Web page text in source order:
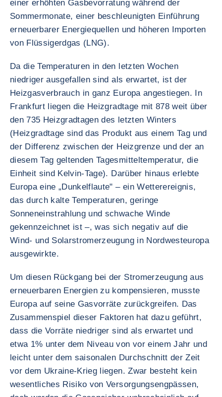
einer erhöhten Gasbevorratung während der
Sommermonate, einer beschleunigten Einführung
erneuerbarer Energiequellen und höheren Importen
von Flüssigerdgas (LNG).
Da die Temperaturen in den letzten Wochen
niedriger ausgefallen sind als erwartet, ist der
Heizgasverbrauch in ganz Europa angestiegen. In
Frankfurt liegen die Heizgradtage mit 878 weit über
den 735 Heizgradtagen des letzten Winters
(Heizgradtage sind das Produkt aus einem Tag und
der Differenz zwischen der Heizgrenze und der an
diesem Tag geltenden Tagesmitteltemperatur, die
Einheit sind Kelvin-Tage). Darüber hinaus erlebte
Europa eine „Dunkelflaute" – ein Wetterereignis,
das durch kalte Temperaturen, geringe
Sonneneinstrahlung und schwache Winde
gekennzeichnet ist –, was sich negativ auf die
Wind- und Solarstromerzeugung in Nordwesteuropa
ausgewirkte.
Um diesen Rückgang bei der Stromerzeugung aus
erneuerbaren Energien zu kompensieren, musste
Europa auf seine Gasvorräte zurückgreifen. Das
Zusammenspiel dieser Faktoren hat dazu geführt,
dass die Vorräte niedriger sind als erwartet und
etwa 1% unter dem Niveau von vor einem Jahr und
leicht unter dem saisonalen Durchschnitt der Zeit
vor dem Ukraine-Krieg liegen. Zwar besteht kein
wesentliches Risiko von Versorgungsengpässen,